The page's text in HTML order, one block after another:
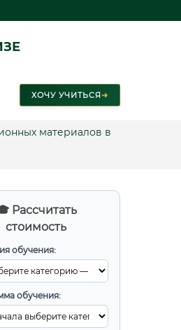
ХОЧУ УЧИТЬСЯ➜
материалов в
Рассчитать
стоимость
обучения:
обучения: